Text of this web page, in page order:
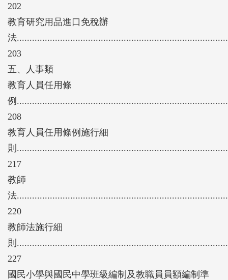
202
教育研究用品進口免稅辦
法...................................................................................
203
五、人事類
教育人員任用條
例
208
教育人員任用條例施行細
則...................................................................................
217
教師
法
220
教師法施行細
則
227
國民小學與國民中學班級編制及教職員員額編制準